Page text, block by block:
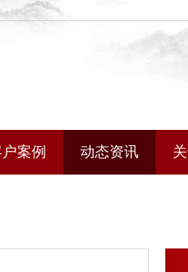
案例 动态资讯